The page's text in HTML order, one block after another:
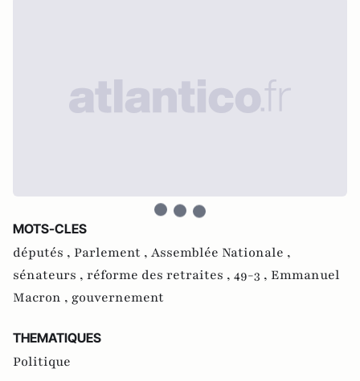
MOTS-CLES
députés , Parlement , Assemblée Nationale ,
sénateurs , réforme des retraites , 49-3 , Emmanuel
Macron , gouvernement
THEMATIQUES
Politique